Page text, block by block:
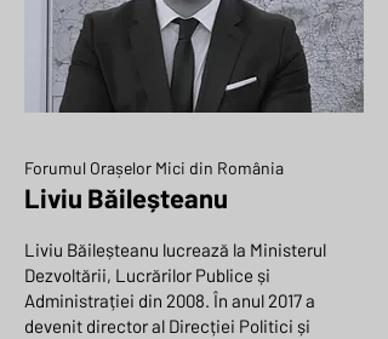
Forumul Orașelor Mici din România
Liviu Băileșteanu
Liviu Băileșteanu lucrează la Ministerul
Dezvoltării, Lucrărilor Publice și
Administrației din 2008. În anul 2017 a
devenit director al Direcției Politici și